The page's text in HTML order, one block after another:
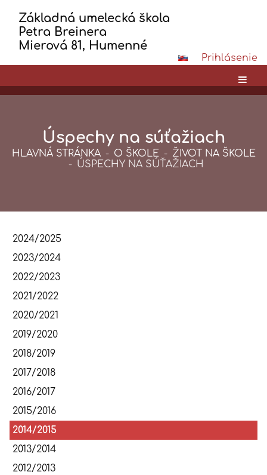
Základná umelecká škola
Petra Breinera
Mierová 81, Humenné
Prihlásenie
Úspechy na súťažiach
HLAVNÁ STRÁNKA - O ŠKOLE - ŽIVOT NA ŠKOLE
- ÚSPECHY NA SÚŤAŽIACH
Úspechy
na
súťažiach
2024/2025
2023/2024
2022/2023
2021/2022
2020/2021
2019/2020
2018/2019
2017/2018
2016/2017
2015/2016
2014/2015
2013/2014
2012/2013